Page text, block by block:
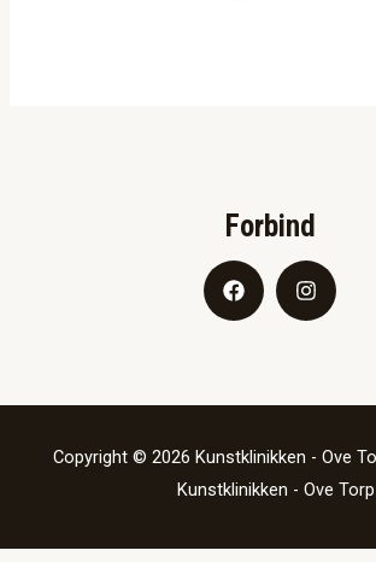
Forbind
Copyright © 2026 Kunstklinikken - Ove
Kunstklinikken - Ove Torp